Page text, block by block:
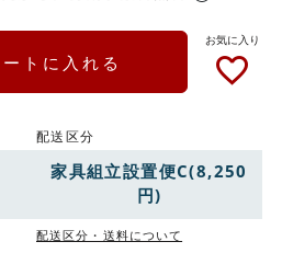
ートに入れる
配送区分
家具組立設置便C(8,250
円)
配送区分・送料について